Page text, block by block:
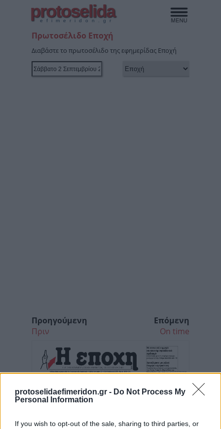
protoselidaefimeridon.gr - Do Not Process My
Personal Information
If you wish to opt-out of the sale, sharing to third parties, or
protoselida
efimeridon.gr
Πρωτοσέλιδο Εποχή
Διαβάστε το πρωτοσέλιδο της εφημερίδας Εποχή
Προηγούμενη
Πριν
Επόμενη
On time